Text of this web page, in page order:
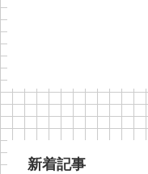
新着記事